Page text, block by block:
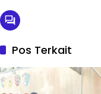
Pos Terkait